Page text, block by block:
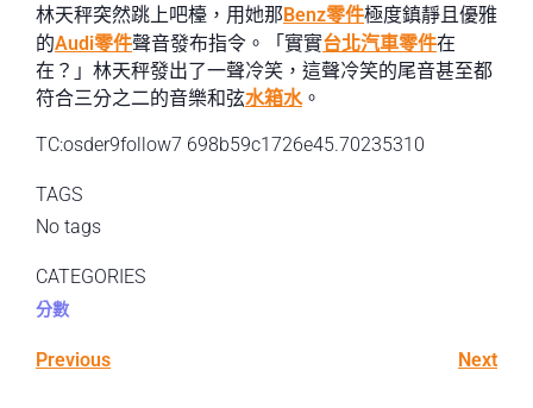
林天秤突然跳上吧檯，用她那Benz零件極度鎮靜且優雅
的Audi零件聲音發布指令。「實實台北汽車零件在
在？」林天秤發出了一聲冷笑，這聲冷笑的尾音甚至都
符合三分之二的音樂和弦水箱水。
TC:osder9follow7 698b59c1726e45.70235310
TAGS
No tags
CATEGORIES
分數
Previous Next